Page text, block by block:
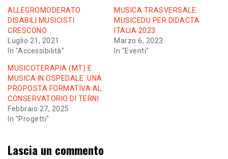
ALLEGROMODERATO
DISABILI MUSICISTI
CRESCONO
Luglio 21, 2021
In "Accessibilità"
MUSICA TRASVERSALE.
MUSICEDU PER DIDACTA
ITALIA 2023
Marzo 6, 2023
In "Eventi"
MUSICOTERAPIA (MT) E
MUSICA IN OSPEDALE. UNA
PROPOSTA FORMATIVA AL
CONSERVATORIO DI TERNI
Febbraio 27, 2025
In "Progetti"
Lascia un commento